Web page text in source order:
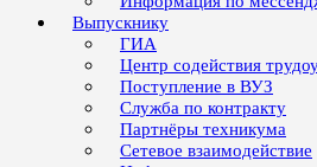
Выпускнику
ГИА
Центр содействия
Поступление в ВУЗ
Служба по контракту
Партнёры техникума
Сетевое взаимодействие